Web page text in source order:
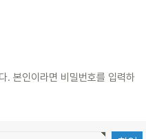
. 본인이라면 비밀번호를 입력하